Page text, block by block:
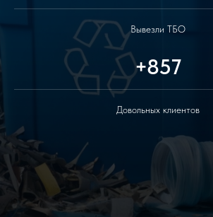
Вывезли ТБО
+857
Довольных клиентов